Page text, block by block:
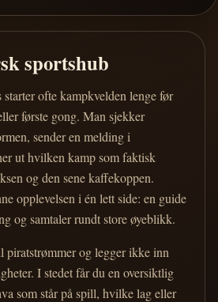
sportshub
starter ofte kampkvelden lenge før
første gong. Man sjekker
sender en melding i
ut hvilken kamp som faktisk
og den sene kaffekoppen.
opplevelsen i én lett side: en guide
og samtaler rundt store øyeblikk.
piratstrømmer og legger ikke inn
I stedet får du en oversiktlig
som står på spill, hvilke lag eller